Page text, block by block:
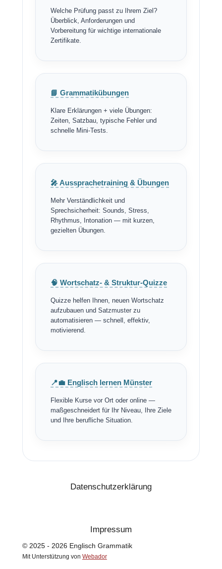
Welche Prüfung passt zu Ihrem Ziel?
Überblick, Anforderungen und
Vorbereitung für wichtige internationale
Zertifikate.
📘 Grammatikübungen
Klare Erklärungen + viele Übungen:
Zeiten, Satzbau, typische Fehler und
schnelle Mini-Tests.
🎤 Aussprachetraining & Übungen
Mehr Verständlichkeit und
Sprechsicherheit: Sounds, Stress,
Rhythmus, Intonation — mit kurzen,
gezielten Übungen.
🧠 Wortschatz- & Struktur-Quizze
Quizze helfen Ihnen, neuen Wortschatz
aufzubauen und Satzmuster zu
automatisieren — schnell, effektiv,
motivierend.
📍💼 Englisch lernen Münster
Flexible Kurse vor Ort oder online —
maßgeschneidert für Ihr Niveau, Ihre Ziele
und Ihre berufliche Situation.
Datenschutzerklärung
Impressum
© 2025 - 2026 Englisch Grammatik
Mit Unterstützung von Webador